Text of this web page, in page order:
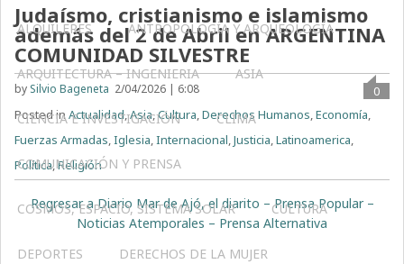
ALQUILERES ANTROPOLOGÍA Y ARQUEOLOGÍA
ARQUITECTURA – INGENIERIA ASIA
CIENCIA E INVESTIGACIÓN CLIMA
COMUNICACIÓN Y PRENSA
COSMOS, ESPACIO, SISTEMA SOLAR CULTURA
DEPORTES DERECHOS DE LA MUJER
Judaísmo, cristianismo e islamismo
además del 2 de Abril en ARGENTINA
COMUNIDAD SILVESTRE
by Silvio Bageneta 2/04/2026 | 6:08
0
Posted inActualidad,Asia,Cultura,Derechos Humanos,Economía,
Fuerzas Armadas,Iglesia,Internacional,Justicia,Latinoamerica,
Política,Religión
Regresar a Diario Mar de Ajó, el diarito – Prensa Popular –
Noticias Atemporales – Prensa Alternativa